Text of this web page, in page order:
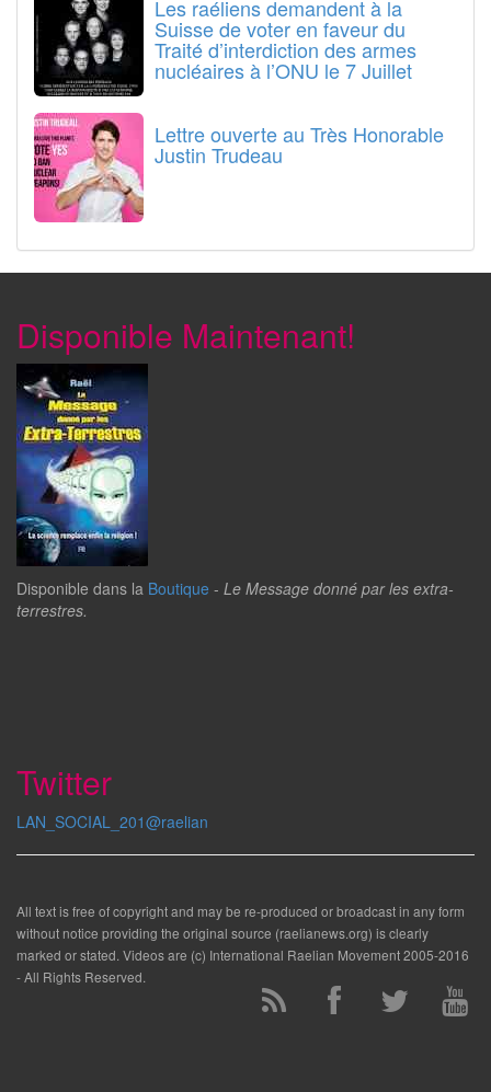
Les raéliens demandent à la
Suisse de voter en faveur du
Traité d’interdiction des armes
nucléaires à l’ONU le 7 Juillet
Lettre ouverte au Très Honorable
Justin Trudeau
Disponible Maintenant!
Disponible dans la Boutique - Le Message donné par les extra-
terrestres.
Twitter
LAN_SOCIAL_201@raelian
All text is free of copyright and may be re-produced or broadcast in any form
without notice providing the original source (raelianews.org) is clearly
marked or stated. Videos are (c) International Raelian Movement 2005-2016
- All Rights Reserved.